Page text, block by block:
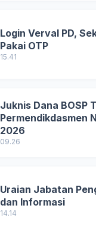
Login Verval PD,
Pakai OTP
15.41
Juknis Dana BOSP
Permendikdasmen
2026
09.26
Uraian Jabatan
dan Informasi
14.14